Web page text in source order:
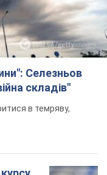
Селезньов
складів"
в темряву,